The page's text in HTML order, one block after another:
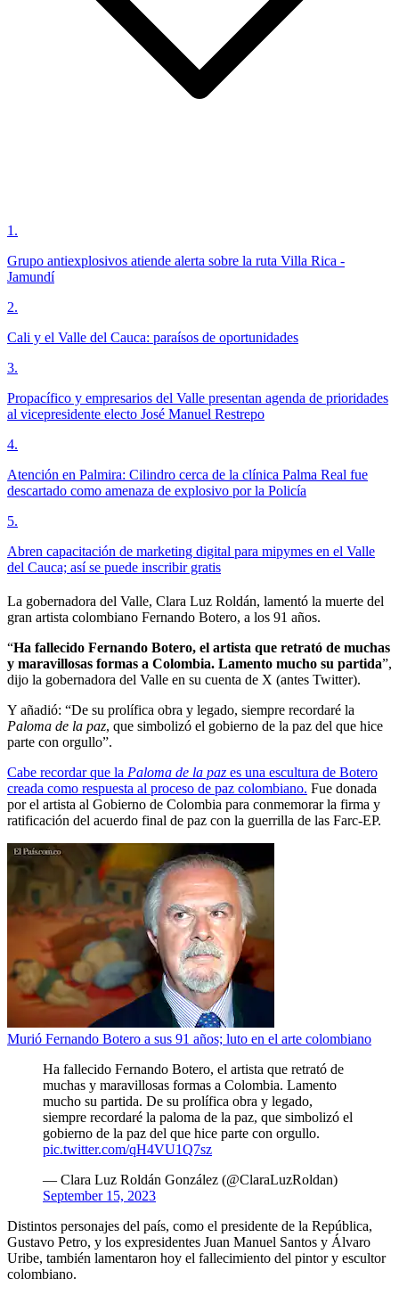
1 .
Grupo antiexplosivos atiende alerta sobre la ruta Villa Rica -
Jamundí
2.
Cali y el Valle del Cauca: paraísos de oportunidades
3.
Propacífico y empresarios del Valle presentan agenda de prioridades
al vicepresidente electo José Manuel Restrepo
4.
Atención en Palmira: Cilindro cerca de la clínica Palma Real fue
descartado como amenaza de explosivo por la Policía
5.
Abren capacitación de marketing digital para mipymes en el Valle
del Cauca; así se puede inscribir gratis
La gobernadora del Valle, Clara Luz Roldán, lamentó la muerte del
gran artista colombiano Fernando Botero, a los 91 años.
“Ha fallecido Fernando Botero, el artista que retrató de muchas
y maravillosas formas a Colombia. Lamento mucho su partida”,
dijo la gobernadora del Valle en su cuenta de X (antes Twitter).
Y añadió: “De su prolífica obra y legado, siempre recordaré la
Paloma de la paz, que simbolizó el gobierno de la paz del que hice
parte con orgullo”.
Cabe recordar que la Paloma de la paz es una escultura de Botero
creada como respuesta al proceso de paz colombiano. Fue donada
por el artista al Gobierno de Colombia para conmemorar la firma y
ratificación del acuerdo final de paz con la guerrilla de las Farc-EP.
Murió Fernando Botero a sus 91 años; luto en el arte colombiano
Ha fallecido Fernando Botero, el artista que retrató de
muchas y maravillosas formas a Colombia. Lamento
mucho su partida. De su prolífica obra y legado,
siempre recordaré la paloma de la paz, que simbolizó el
gobierno de la paz del que hice parte con orgullo.
pic.twitter.com/qH4VU1Q7sz
— Clara Luz Roldán González (@ClaraLuzRoldan)
September 15, 2023
Distintos personajes del país, como el presidente de la República,
Gustavo Petro, y los expresidentes Juan Manuel Santos y Álvaro
Uribe, también lamentaron hoy el fallecimiento del pintor y escultor
colombiano.